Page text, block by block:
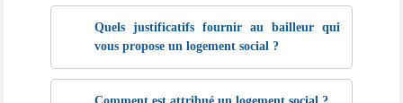
Quels justificatifs fournir au bailleur qui
vous propose un logement social ?